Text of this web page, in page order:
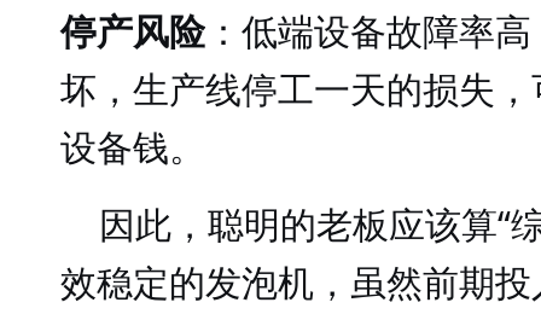
停产风险 ：低端设备故障率
坏，生产线停工一天的损失
设备钱。
因此，聪明的老板应该算“
效稳定的发泡机，虽然前期